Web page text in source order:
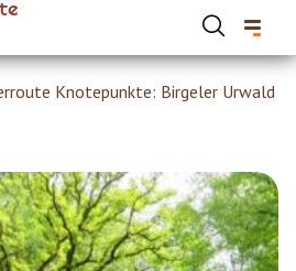
Knotepunkte: Birgeler Urwald